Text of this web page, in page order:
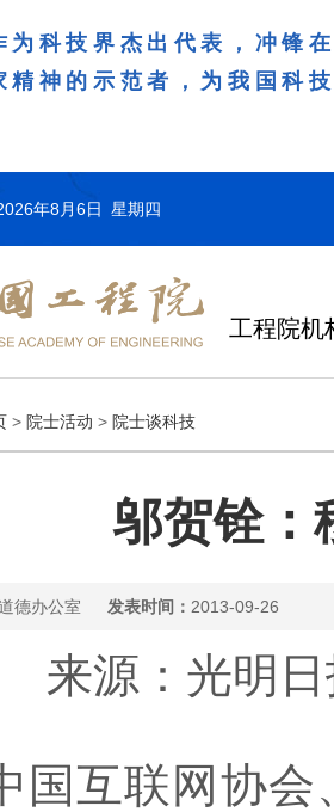
为科技界杰出代表，冲锋
精神的示范者，为我国科
年8月6日 星期四
工程院机
> 院士活动 > 院士谈科技
邬贺铨：
道德办公室 发表时间： 2013-09-26
来源：光明
互联网协会